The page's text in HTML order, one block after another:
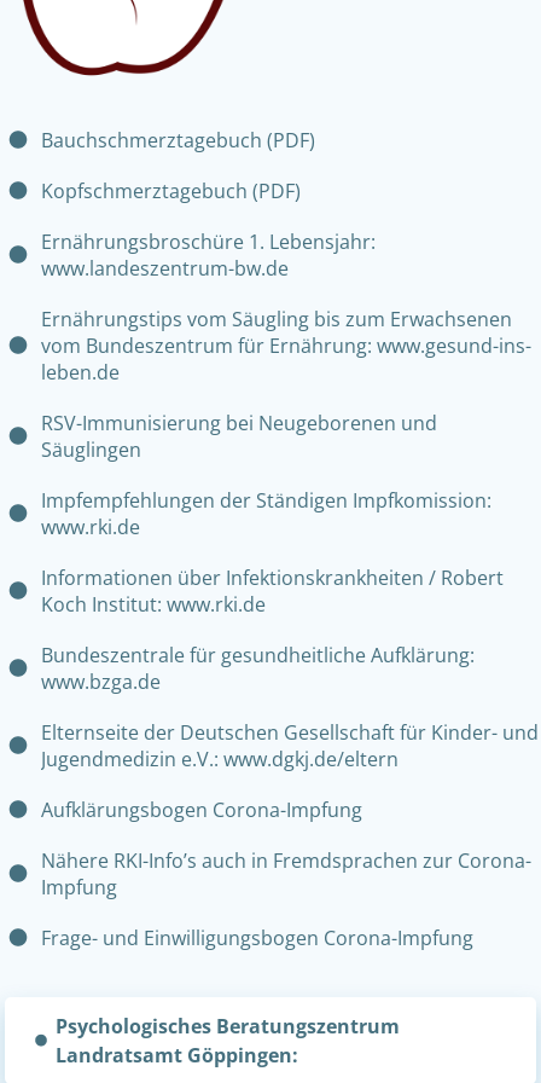
Bauchschmerztagebuch (PDF)
Kopfschmerztagebuch (PDF)
Ernährungsbroschüre 1. Lebensjahr:
www.landeszentrum-bw.de
Ernährungstips vom Säugling bis zum Erwachsenen
vom Bundeszentrum für Ernährung: www.gesund-ins-
leben.de
RSV-Immunisierung bei Neugeborenen und
Säuglingen
Impfempfehlungen der Ständigen Impfkomission:
www.rki.de
Informationen über Infektionskrankheiten / Robert
Koch Institut: www.rki.de
Bundeszentrale für gesundheitliche Aufklärung:
www.bzga.de
Elternseite der Deutschen Gesellschaft für Kinder- und
Jugendmedizin e.V.: www.dgkj.de/eltern
Aufklärungsbogen Corona-Impfung
Nähere RKI-Info’s auch in Fremdsprachen zur Corona-
Impfung
Frage- und Einwilligungsbogen Corona-Impfung
Psychologisches Beratungszentrum
Landratsamt Göppingen: